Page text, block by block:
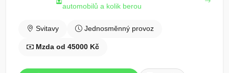
automobilů a kolik berou
Svitavy Jednosměnný provoz
Mzda od 45000 Kč